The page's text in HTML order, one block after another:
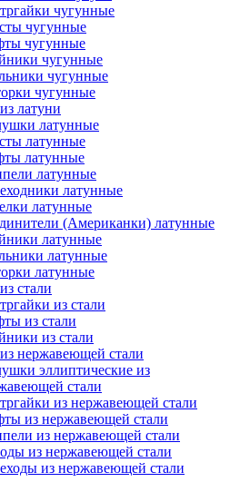
чугунные
чугунные
чугунные
чугунные
чугунные
чугунные
латуни
латунные
латунные
латунные
латунные
латунные
латунные
(Американки) латунные
латунные
латунные
латунные
стали
из стали
из стали
из стали
нержавеющей стали
эллиптические из
стали
из нержавеющей стали
из нержавеющей стали
из нержавеющей стали
из нержавеющей стали
из нержавеющей стали